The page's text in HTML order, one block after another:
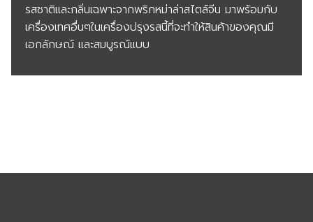
รสชาติและกลิ่นเฉพาะจากพริกหม่าล่าสไตล์จีน มาพร้อมกับ
เครื่องเทศอื่นๆในเครื่องปรุงรสนี้ที่จะทำให้สินค้าของคุณมี
เอกลักษณ์ และสมบูรณ์แบบ